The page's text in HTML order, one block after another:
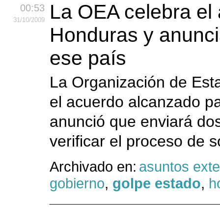
00:53
31/10/2009
La OEA celebra
Honduras y
ese país
La Organización de
el acuerdo alcanzado
anunció que enviará
verificar el proceso de
Archivado en: asuntos
gobierno, golpe estado,